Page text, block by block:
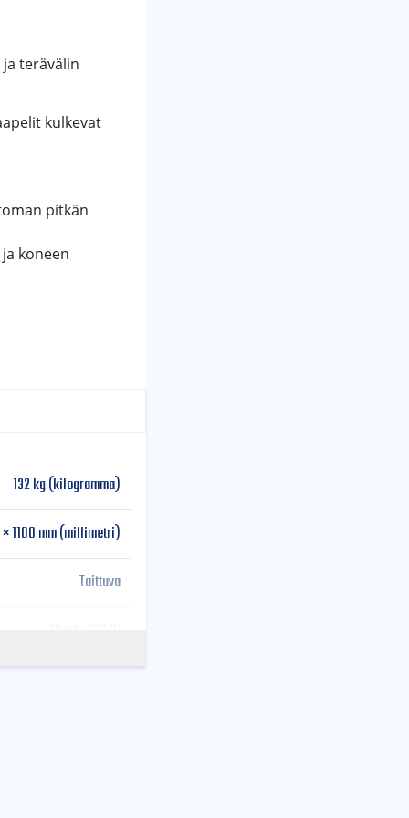
132 kg (kilogramma)
1100 mm (millimetri)
Taittuva
terävälin
kulkevat
pitkän
koneen